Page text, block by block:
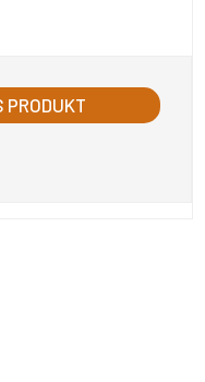
PRODUKT